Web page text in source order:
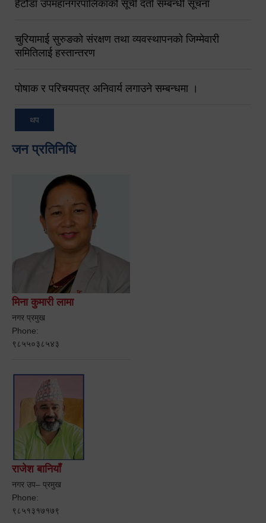
हेटौंडा उपमहानगरपालिकाको सूची दर्ता सम्बन्धी सूचना
चुरियामाई सुरुङको संरक्षण तथा व्यवस्थापनको जिम्मेवारी
समितिलाई हस्तान्तरण
पोषाक र परिचयपत्र अनिवार्य लगाउने सम्बन्धमा ।
थप
जन प्रतिनिधि
मिना कुमारी लामा
नगर प्रमुख
Phone:
९८५५०३८५४३
राजेश बानियाँ
नगर उप– प्रमुख
Phone:
९८५१३१७१७९